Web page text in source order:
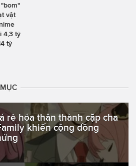
vật
4,3 tỷ
tỷ
rẻ hóa thân thành cặp cha
khiến cộng đồng